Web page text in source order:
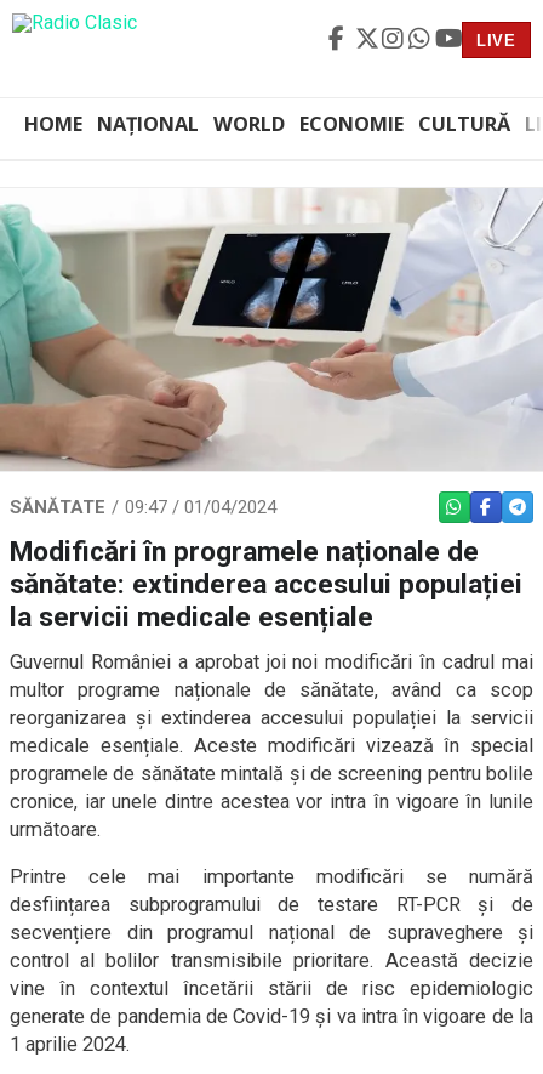
LIVE
HOME NAȚIONAL WORLD ECONOMIE CULTURĂ
SĂNĂTATE 09:47 / 01/04/2024 WHATSAPP
Modificări în programele naționale de
sănătate: extinderea accesului populației
la servicii medicale esențiale
Guvernul României a aprobat joi noi modificări în cadrul mai
multor programe naționale de sănătate, având ca scop
reorganizarea și extinderea accesului populației la servicii
medicale esențiale. Aceste modificări vizează în special
programele de sănătate mintală și de screening pentru bolile
cronice, iar unele dintre acestea vor intra în vigoare în lunile
următoare.
Printre cele mai importante modificări se numără
desființarea subprogramului de testare RT-PCR și de
secvențiere din programul național de supraveghere și
control al bolilor transmisibile prioritare. Această decizie
vine în contextul încetării stării de risc epidemiologic
generate de pandemia de Covid-19 și va intra în vigoare de la
1 aprilie 2024.